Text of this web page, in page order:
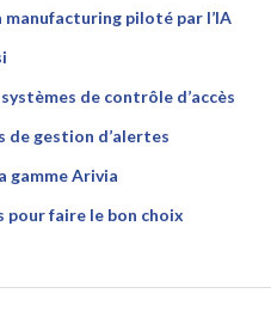
manufacturing piloté par l’IA
de contrôle d’accès
de gestion d’alertes
gamme Arivia
pour faire le bon choix